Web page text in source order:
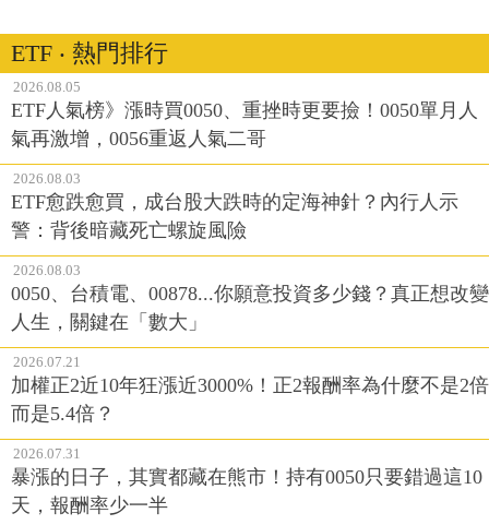
ETF ‧ 熱門排行
2026.08.05
ETF人氣榜》漲時買0050、重挫時更要撿！0050單月人
氣再激增，0056重返人氣二哥
2026.08.03
ETF愈跌愈買，成台股大跌時的定海神針？內行人示
警：背後暗藏死亡螺旋風險
2026.08.03
0050、台積電、00878...你願意投資多少錢？真正想改變
人生，關鍵在「數大」
2026.07.21
加權正2近10年狂漲近3000%！正2報酬率為什麼不是2倍
而是5.4倍？
2026.07.31
暴漲的日子，其實都藏在熊市！持有0050只要錯過這10
天，報酬率少一半